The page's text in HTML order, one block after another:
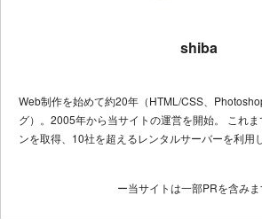
shiba
Web制作を始めて約20年（HTML/CSS、
グ）。2005年から当サイトの運営を開始。 これ
ンを取得、10社を超えるレンタルサーバーを利用
ー当サイトは一部PRを含み